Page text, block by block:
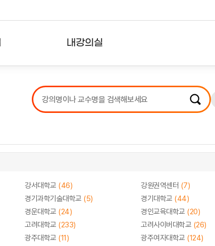
내강의실
강의리스트
수강확인증강의
강서대학교 (46) 강원권역센터 (7)
경기과학기술대학교 (5) 경기대학교 (44)
경운대학교 (24) 경인교육대학교 (20)
고려대학교 (233) 고려사이버대학교 (26)
광주대학교 (11) 광주여자대학교 (124)